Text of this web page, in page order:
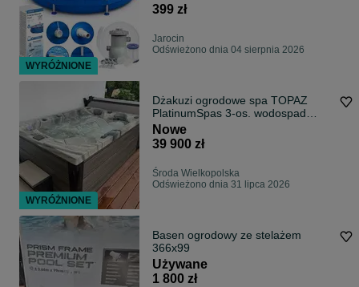
399 zł
Jarocin
Odświeżono dnia 04 sierpnia 2026
Dżakuzi ogrodowe spa TOPAZ
PlatinumSpas 3-os. wodospad
ozonator
Nowe
39 900 zł
Środa Wielkopolska
Odświeżono dnia 31 lipca 2026
Basen ogrodowy ze stelażem
366x99
Używane
1 800 zł
WYRÓŻNIONE
WYRÓŻNIONE